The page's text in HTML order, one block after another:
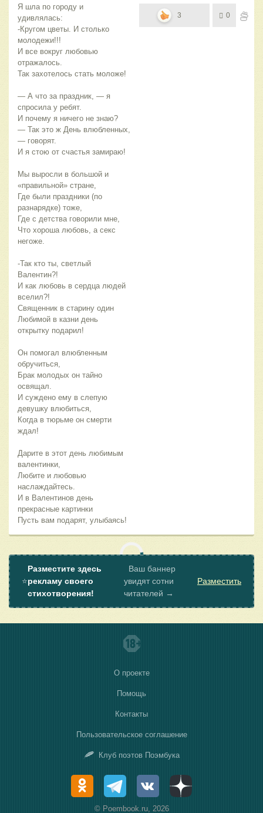
Я шла по городу и
удивлялась:
-Кругом цветы. И столько
молодежи!!!
И все вокруг любовью
отражалось.
Так захотелось стать моложе!
— А что за праздник, — я
спросила у ребят.
И почему я ничего не знаю?
— Так это ж День влюбленных,
— говорят.
И я стою от счастья замираю!
Мы выросли в большой и
«правильной» стране,
Где были праздники (по
разнарядке) тоже,
Где с детства говорили мне,
Что хороша любовь, а секс
негоже.
-Так кто ты, светлый
Валентин?!
И как любовь в сердца людей
вселил?!
Священник в старину один
Любимой в казни день
открытку подарил!
Он помогал влюбленным
обручиться,
Брак молодых он тайно
освящал.
И суждено ему в слепую
девушку влюбиться,
Когда в тюрьме он смерти
ждал!
Дарите в этот день любимым
валентинки,
Любите и любовью
наслаждайтесь.
И в Валентинов день
прекрасные картинки
Пусть вам подарят, улыбаясь!
3 0
⭐
Разместите здесь
рекламу своего
стихотворения!
Ваш баннер
увидят сотни
читателей →
Разместить
О проекте
Помощь
Контакты
Пользовательское соглашение
Клуб поэтов Поэмбука
© Poembook.ru, 2026